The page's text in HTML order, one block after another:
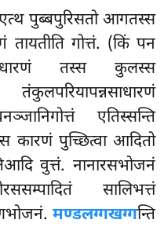
पुब्बपुरिसतो आगतस्स
तायतीति गोत्तं. (किं पन
तस्स कुलस्स
एतिस्सन्ति
कारणं पुच्छित्वा आदितो
वुत्तं. नानारसभोजनं
सालिभत्तं
मण्डलग्गखग्गन्ति